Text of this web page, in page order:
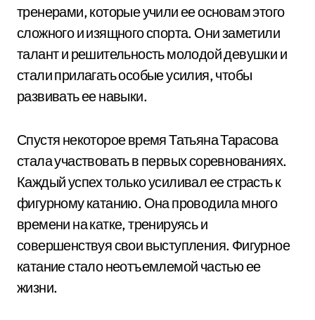
тренерами, которые учили ее основам этого
сложного и изящного спорта. Они заметили
талант и решительность молодой девушки и
стали прилагать особые усилия, чтобы
развивать ее навыки.
Спустя некоторое время Татьяна Тарасова
стала участвовать в первых соревнованиях.
Каждый успех только усиливал ее страсть к
фигурному катанию. Она проводила много
времени на катке, тренируясь и
совершенствуя свои выступления. Фигурное
катание стало неотъемлемой частью ее
жизни.